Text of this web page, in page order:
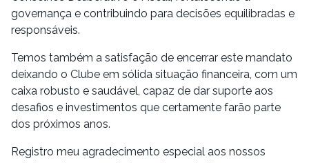
governança e contribuindo para decisões equilibradas e
responsáveis.
Temos também a satisfação de encerrar este mandato
deixando o Clube em sólida situação financeira, com um
caixa robusto e saudável, capaz de dar suporte aos
desafios e investimentos que certamente farão parte
dos próximos anos.
Registro meu agradecimento especial aos nossos